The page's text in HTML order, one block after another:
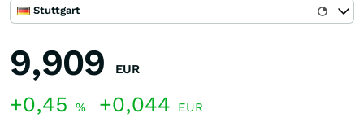
Stuttgart
9,909 EUR
+0,45 % +0,044 EUR